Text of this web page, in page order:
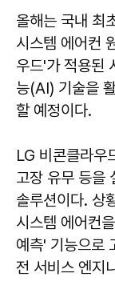
올해는 국내 최
시스템 에어컨
우드'가 적용된
능(AI) 기술을
할 예정이다.
LG 비콘클라우
고장 유무 등을
솔루션이다. 상
시스템 에어컨
예측' 기능으로
전 서비스 엔지